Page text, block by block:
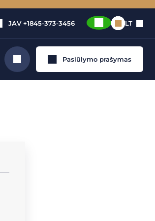
JAV +1845-373-3456 LT
Ieškoti Pasiūlymo prašymas